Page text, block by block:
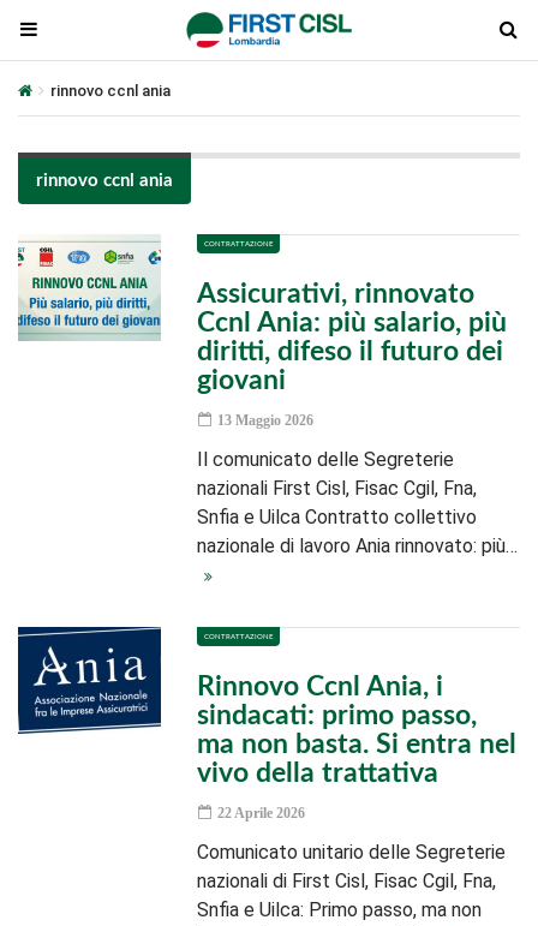
rinnovo ccnl ania
rinnovo ccnl ania
CONTRATTAZIONE
Assicurativi, rinnovato
Ccnl Ania: più salario, più
diritti, difeso il futuro dei
giovani
13 Maggio 2026
Il comunicato delle Segreterie
nazionali First Cisl, Fisac Cgil, Fna,
Snfia e Uilca Contratto collettivo
nazionale di lavoro Ania rinnovato: più…
CONTRATTAZIONE
Rinnovo Ccnl Ania, i
sindacati: primo passo,
ma non basta. Si entra nel
vivo della trattativa
22 Aprile 2026
Comunicato unitario delle Segreterie
nazionali di First Cisl, Fisac Cgil, Fna,
Snfia e Uilca: Primo passo, ma non